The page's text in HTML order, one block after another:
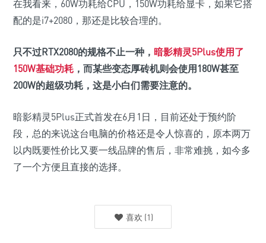
在我看来，60W功耗给CPU，150W功耗给显卡，如果它搭
配的是i7+2080，那还是比较合理的。
只不过RTX2080的规格不止一种， 暗影精灵5Plus使用了
150W基础功耗 ，而某些变态厚砖机则会使用180W甚至
200W的超级功耗，这是小白们需要注意的。
暗影精灵5Plus正式首发在6月1日，目前还处于预约阶
段，总的来说这台电脑的价格还是令人惊喜的，原本两万
以内既要性价比又要一线品牌的售后，非常难挑，如今多
了一个方便且直接的选择。
喜欢 (1)